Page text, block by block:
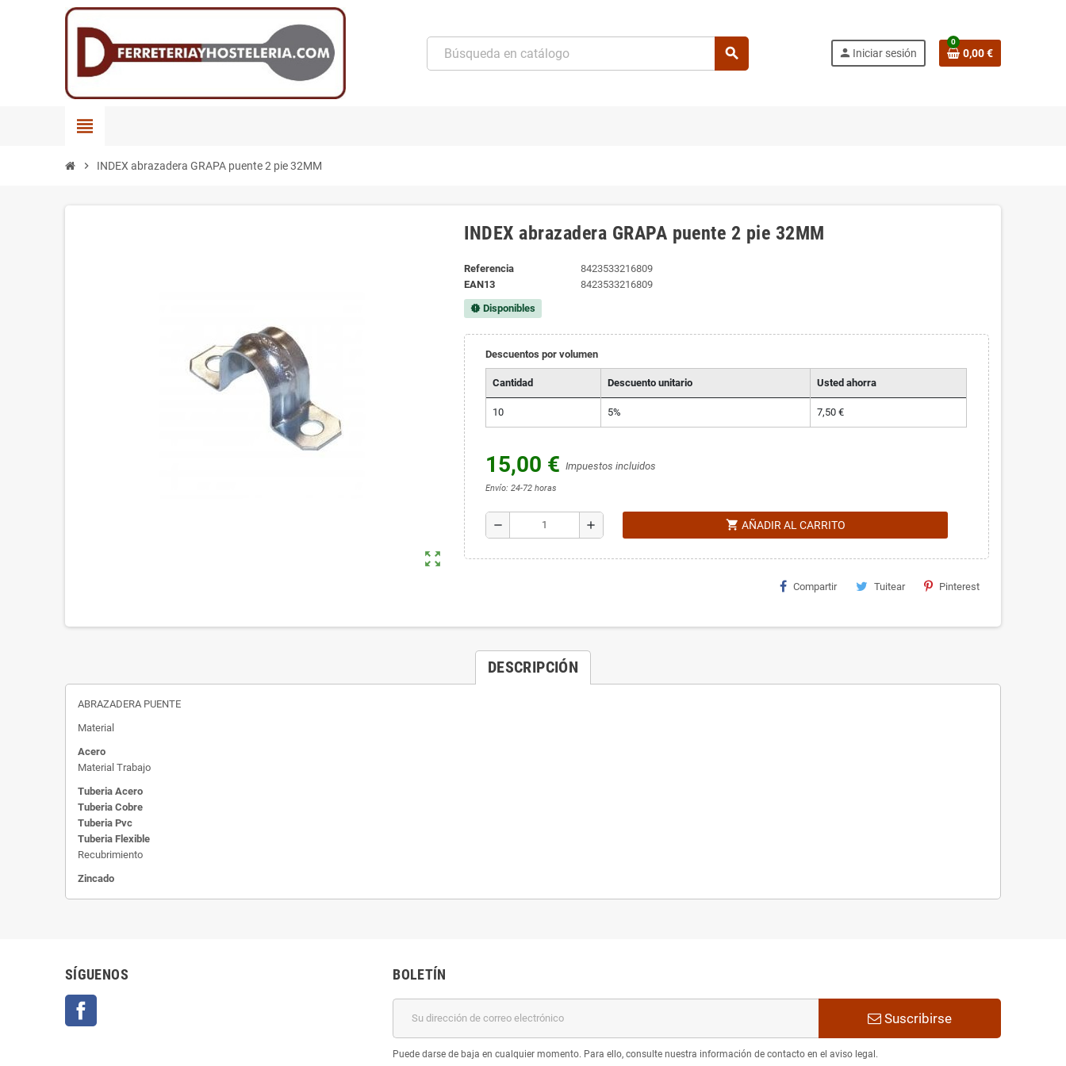
search person Iniciar sesión
0
0,00 €
view_headline
chevron_right INDEX abrazadera GRAPA puente 2 pie 32MM
zoom_out_map
INDEX abrazadera GRAPA puente 2 pie 32MM
Referencia
8423533216809
EAN13
8423533216809
new_releasesDisponibles
Descuentos por volumen
Cantidad Descuento unitario Usted ahorra
10 5% 7,50 €
15,00 € Impuestos incluidos
Envío: 24-72 horas
remove add shopping_cart AÑADIR AL CARRITO
Compartir Tuitear Pinterest
DESCRIPCIÓN
ABRAZADERA PUENTE
Material
Acero
Material Trabajo
Tuberia Acero
Tuberia Cobre
Tuberia Pvc
Tuberia Flexible
Recubrimiento
Zincado
SÍGUENOS BOLETÍN
Suscribirse
Puede darse de baja en cualquier momento. Para ello, consulte nuestra información de contacto en el aviso legal.